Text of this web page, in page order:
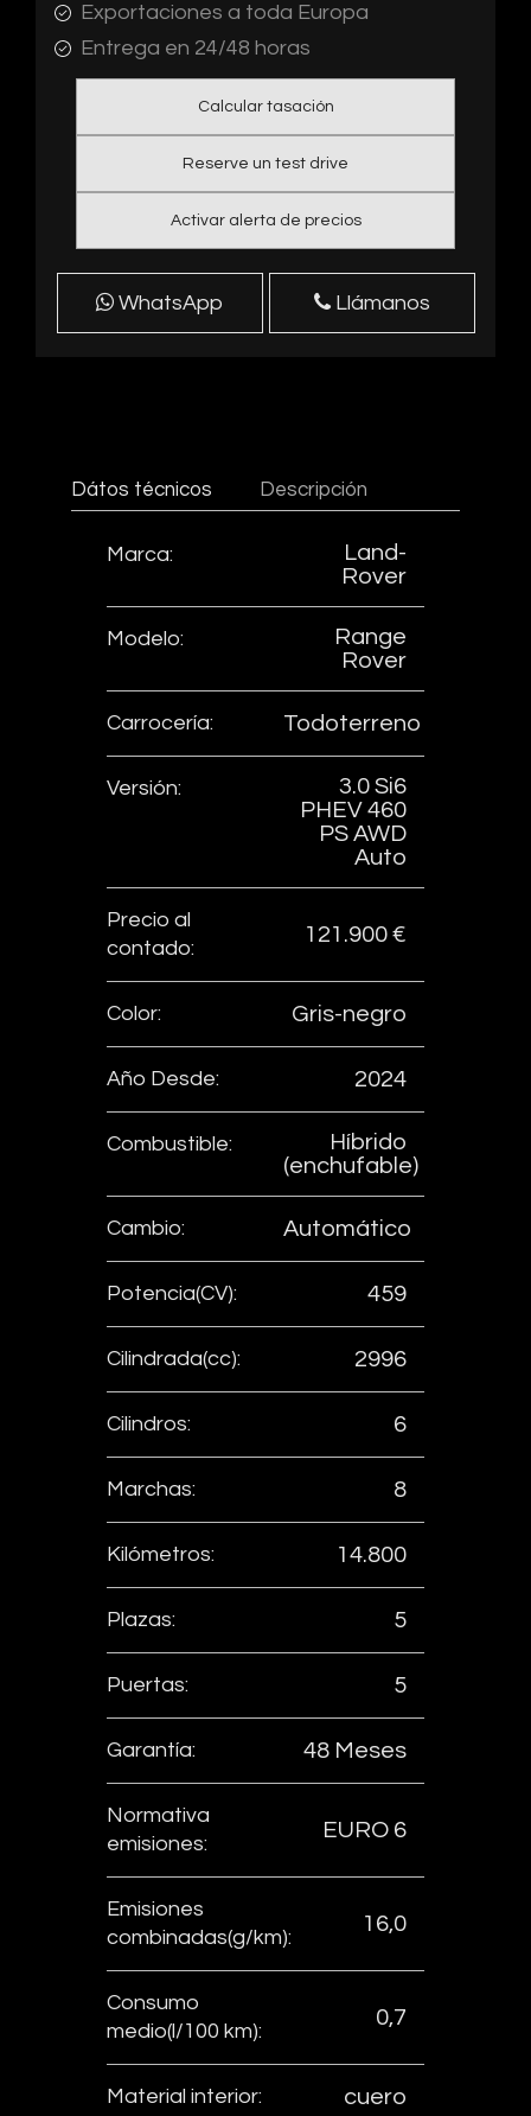
Exportaciones a toda Europa
Entrega en 24/48 horas
Calcular tasación
Reserve un test drive
Activar alerta de precios
WhatsApp Llámanos
Dátos técnicos Descripción
Marca:
Land-
Rover
Modelo:
Range
Rover
Carrocería: Todoterreno
Versión:
3.0 Si6
PHEV 460
PS AWD
Auto
Precio al
contado:
121.900 €
Color: Gris-negro
Año Desde: 2024
Combustible:
Híbrido
(enchufable)
Cambio: Automático
Potencia(CV): 459
Cilindrada(cc): 2996
Cilindros: 6
Marchas: 8
Kilómetros: 14.800
Plazas: 5
Puertas: 5
Garantía: 48 Meses
Normativa
emisiones:
EURO 6
Emisiones
combinadas(g/km):
16,0
Consumo
medio(l/100 km):
0,7
Material interior: cuero